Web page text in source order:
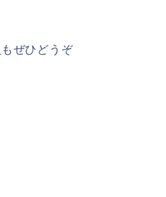
もぜひどうぞ